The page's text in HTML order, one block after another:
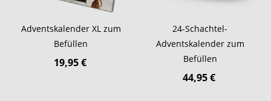
Adventskalender XL zum
Befüllen
19,95 €
24-Schachtel-
Adventskalender zum
Befüllen
44,95 €